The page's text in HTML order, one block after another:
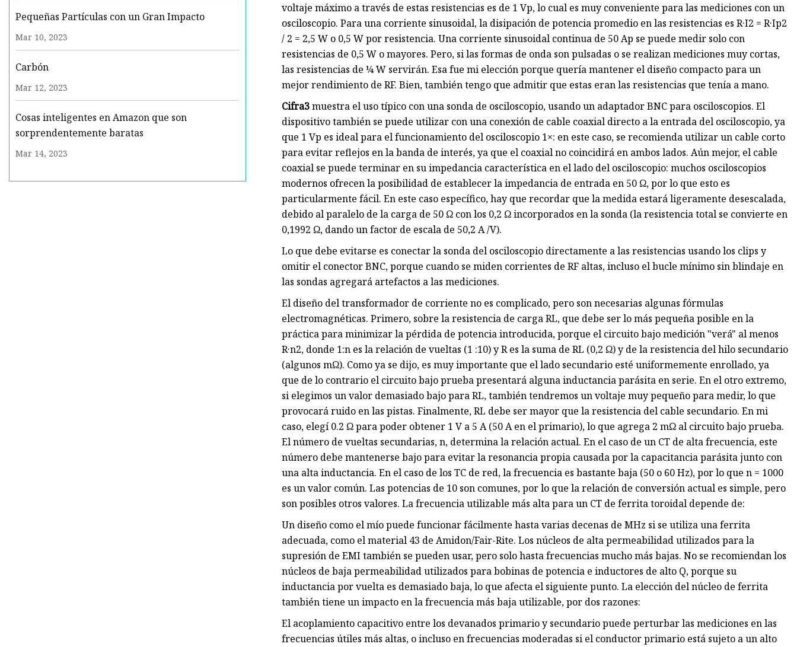
Pequeñas Partículas con un Gran Impacto
Mar 10, 2023
Carbón
Mar 12, 2023
Cosas inteligentes en Amazon que son
sorprendentemente baratas
Mar 14, 2023
voltaje máximo a través de estas resistencias es de 1 Vp, lo cual es muy conveniente para las mediciones con un
osciloscopio. Para una corriente sinusoidal, la disipación de potencia promedio en las resistencias es R·I2 = R·Ip2
/ 2 = 2,5 W o 0,5 W por resistencia. Una corriente sinusoidal continua de 50 Ap se puede medir solo con
resistencias de 0,5 W o mayores. Pero, si las formas de onda son pulsadas o se realizan mediciones muy cortas,
las resistencias de ¼ W servirán. Esa fue mi elección porque quería mantener el diseño compacto para un
mejor rendimiento de RF. Bien, también tengo que admitir que estas eran las resistencias que tenía a mano.
Cifra3muestra el uso típico con una sonda de osciloscopio, usando un adaptador BNC para osciloscopios. El
dispositivo también se puede utilizar con una conexión de cable coaxial directo a la entrada del osciloscopio, ya
que 1 Vp es ideal para el funcionamiento del osciloscopio 1×: en este caso, se recomienda utilizar un cable corto
para evitar reflejos en la banda de interés, ya que el coaxial no coincidirá en ambos lados. Aún mejor, el cable
coaxial se puede terminar en su impedancia característica en el lado del osciloscopio: muchos osciloscopios
modernos ofrecen la posibilidad de establecer la impedancia de entrada en 50 Ω, por lo que esto es
particularmente fácil. En este caso específico, hay que recordar que la medida estará ligeramente desescalada,
debido al paralelo de la carga de 50 Ω con los 0,2 Ω incorporados en la sonda (la resistencia total se convierte en
0,1992 Ω, dando un factor de escala de 50,2 A /V).
Lo que debe evitarse es conectar la sonda del osciloscopio directamente a las resistencias usando los clips y
omitir el conector BNC, porque cuando se miden corrientes de RF altas, incluso el bucle mínimo sin blindaje en
las sondas agregará artefactos a las mediciones.
El diseño del transformador de corriente no es complicado, pero son necesarias algunas fórmulas
electromagnéticas. Primero, sobre la resistencia de carga RL, que debe ser lo más pequeña posible en la
práctica para minimizar la pérdida de potencia introducida, porque el circuito bajo medición "verá" al menos
R·n2, donde 1:n es la relación de vueltas (1 :10) y R es la suma de RL (0,2 Ω) y de la resistencia del hilo secundario
(algunos mΩ). Como ya se dijo, es muy importante que el lado secundario esté uniformemente enrollado, ya
que de lo contrario el circuito bajo prueba presentará alguna inductancia parásita en serie. En el otro extremo,
si elegimos un valor demasiado bajo para RL, también tendremos un voltaje muy pequeño para medir, lo que
provocará ruido en las pistas. Finalmente, RL debe ser mayor que la resistencia del cable secundario. En mi
caso, elegí 0.2 Ω para poder obtener 1 V a 5 A (50 A en el primario), lo que agrega 2 mΩ al circuito bajo prueba.
El número de vueltas secundarias, n, determina la relación actual. En el caso de un CT de alta frecuencia, este
número debe mantenerse bajo para evitar la resonancia propia causada por la capacitancia parásita junto con
una alta inductancia. En el caso de los TC de red, la frecuencia es bastante baja (50 o 60 Hz), por lo que n = 1000
es un valor común. Las potencias de 10 son comunes, por lo que la relación de conversión actual es simple, pero
son posibles otros valores. La frecuencia utilizable más alta para un CT de ferrita toroidal depende de:
Un diseño como el mío puede funcionar fácilmente hasta varias decenas de MHz si se utiliza una ferrita
adecuada, como el material 43 de Amidon/Fair-Rite. Los núcleos de alta permeabilidad utilizados para la
supresión de EMI también se pueden usar, pero solo hasta frecuencias mucho más bajas. No se recomiendan los
núcleos de baja permeabilidad utilizados para bobinas de potencia e inductores de alto Q, porque su
inductancia por vuelta es demasiado baja, lo que afecta el siguiente punto. La elección del núcleo de ferrita
también tiene un impacto en la frecuencia más baja utilizable, por dos razones:
El acoplamiento capacitivo entre los devanados primario y secundario puede perturbar las mediciones en las
frecuencias útiles más altas, o incluso en frecuencias moderadas si el conductor primario está sujeto a un alto